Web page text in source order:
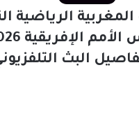
المغربية الرياضية
البث